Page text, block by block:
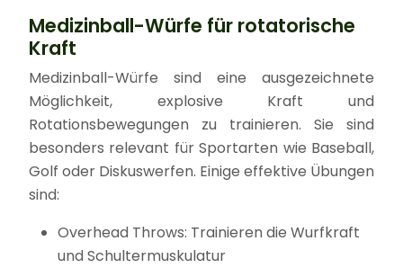
Medizinball-Würfe für rotatorische
Kraft
Medizinball-Würfe sind eine ausgezeichnete
Möglichkeit, explosive Kraft und
Rotationsbewegungen zu trainieren. Sie sind
besonders relevant für Sportarten wie Baseball,
Golf oder Diskuswerfen. Einige effektive Übungen
sind:
Overhead Throws: Trainieren die Wurfkraft
und Schultermuskulatur